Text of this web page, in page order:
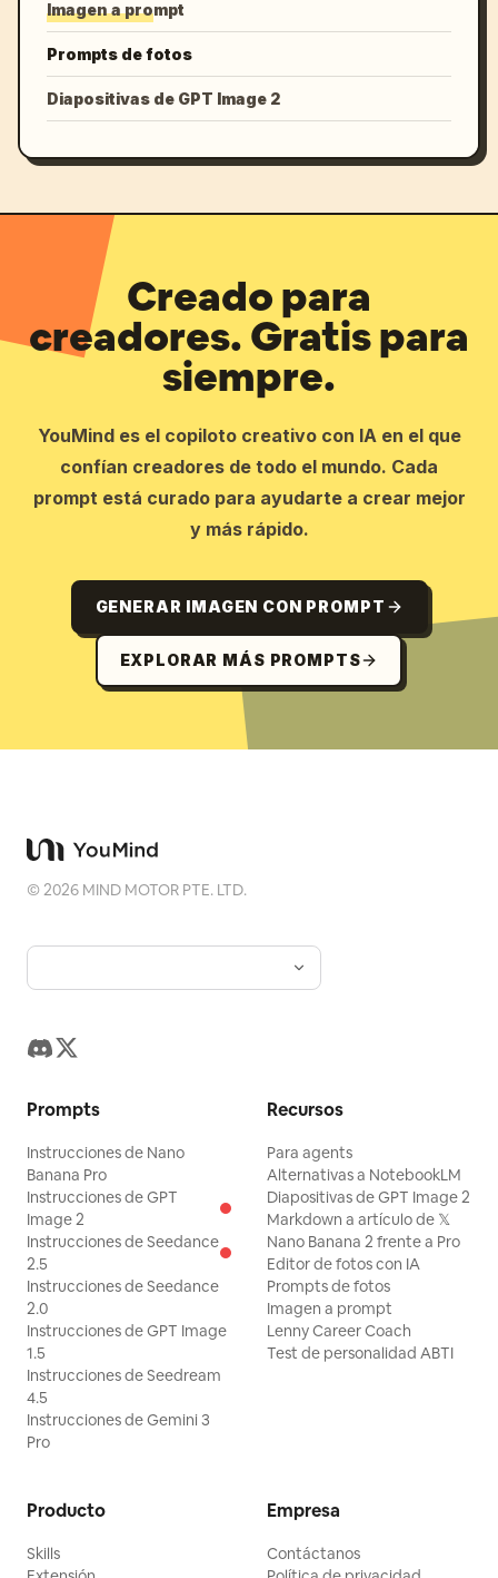
Imagen a prompt
Prompts de fotos
Diapositivas de GPT Image 2
Creado para
creadores. Gratis para
siempre.
YouMind es el copiloto creativo con IA en el que
confían creadores de todo el mundo. Cada
prompt está curado para ayudarte a crear mejor
y más rápido.
GENERAR IMAGEN CON PROMPT
EXPLORAR MÁS PROMPTS
©2026 MIND MOTOR PTE. LTD.
Prompts
Instrucciones de Nano
Banana Pro
Instrucciones de GPT
Image 2
Instrucciones de Seedance
2.5
Instrucciones de Seedance
2.0
Instrucciones de GPT Image
1.5
Instrucciones de Seedream
4.5
Instrucciones de Gemini 3
Pro
Recursos
Para agents
Alternativas a NotebookLM
Diapositivas de GPT Image 2
Markdown a artículo de 𝕏
Nano Banana 2 frente a Pro
Editor de fotos con IA
Prompts de fotos
Imagen a prompt
Lenny Career Coach
Test de personalidad ABTI
Producto
Skills
Empresa
Contáctanos